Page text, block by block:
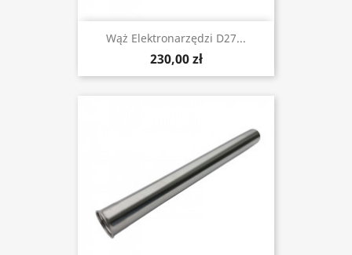
Wąż Elektronarzędzi D27...
230,00 zł